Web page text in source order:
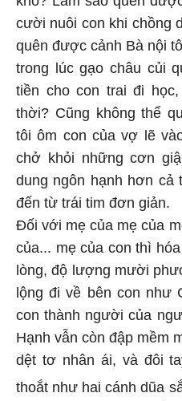
cười nuôi con khi chồng
quên được cảnh Bà nội
trong lúc gạo châu củi
tiền cho con trai đi
thời? Cũng không thể
tôi ôm con của vợ lẽ
chở khỏi những cơn
dung ngôn hạnh hơn
đến từ trái tim đơn giản.
Đối với mẹ của mẹ của
của... mẹ của con thì
lòng, độ lượng mười
lộng đi về bên con như
con thành người của
Hạnh vẫn còn đập mềm
dệt tơ nhân ái, và đôi
thoắt như hai cánh dũa